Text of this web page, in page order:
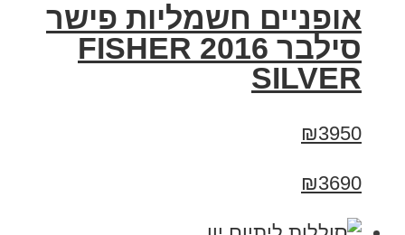
אופניים חשמליות פישר
סילבר 2016 FISHER
SILVER
₪3950
₪3690